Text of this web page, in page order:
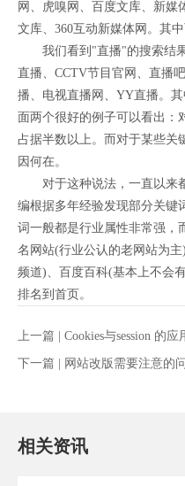
网、虎嗅网、百度文库、新媒
文库、360互动新媒体网。其
我们看到"直播"的搜索结果
直播、CCTV节目官网、直播
播、电视直播网、YY直播。
面两个很好的例子可以看出：
占据半数以上。而对于某些关
因何在。
对于这种说法，一直以来
编根据多年经验发现部分关键
词一般都是行业属性非常强，
名网站(行业公认的老网站为
频道)、百度百科(基本上不会
排名到首页。
上一篇 | Cookies与session 的应
下一篇 | 网站改版需要注意的
相关资讯